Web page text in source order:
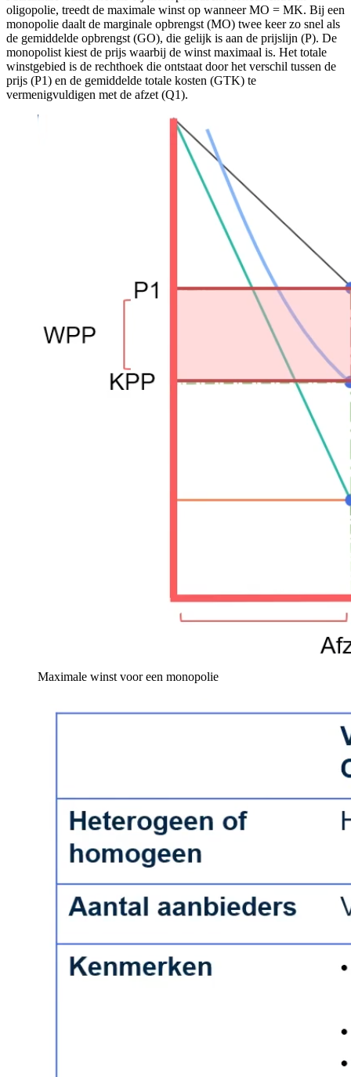
oligopolie, treedt de maximale winst op wanneer MO = MK. Bij een
monopolie daalt de marginale opbrengst (MO) twee keer zo snel als
de gemiddelde opbrengst (GO), die gelijk is aan de prijslijn (P). De
monopolist kiest de prijs waarbij de winst maximaal is. Het totale
winstgebied is de rechthoek die ontstaat door het verschil tussen de
prijs (P1) en de gemiddelde totale kosten (GTK) te
vermenigvuldigen met de afzet (Q1).
Maximale winst voor een monopolie